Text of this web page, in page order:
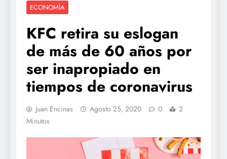
ECONOMÍA
KFC retira su eslogan
de más de 60 años por
ser inapropiado en
tiempos de coronavirus
Juan Encinas Agosto 25, 2020 0
2
Minutos